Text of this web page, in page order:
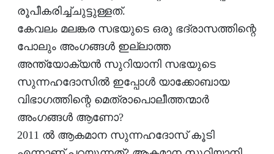
രൂപീകരിച്ച്ചുട്ടുള്ളത്.
കേവലം മലങ്കര സഭയുടെ ഒരു ഭദ്രാസത്തിന്റെ
പോലും അംഗങ്ങള്‍ ഇല്ലാത്ത
അന്ത്യോക്യന്‍ സുറിയാനി സഭയുടെ
സുന്നഹദോസില്‍ ഇപ്പോള്‍ യാക്കോബായ
വിഭാഗത്തിന്റെ മെത്രാപൊലീത്തന്മാര്‍
അംഗങ്ങള്‍ ആണോ?
2011 ല്‍ ആകമാന സുന്നഹദോസ് കൂടി